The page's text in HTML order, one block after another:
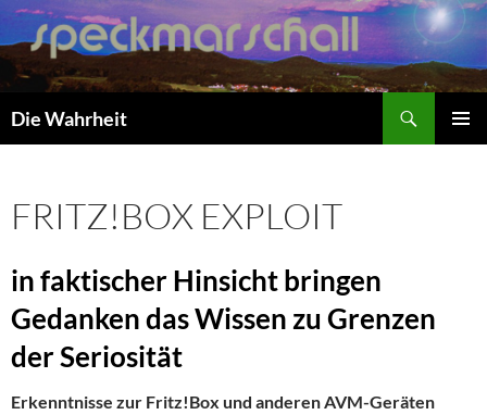
Zum
Inhalt
springen
Die Wahrheit
FRITZ!BOX EXPLOIT
in faktischer Hinsicht bringen
Gedanken das Wissen zu Grenzen
der Seriosität
Erkenntnisse zur Fritz!Box und anderen AVM-Geräten